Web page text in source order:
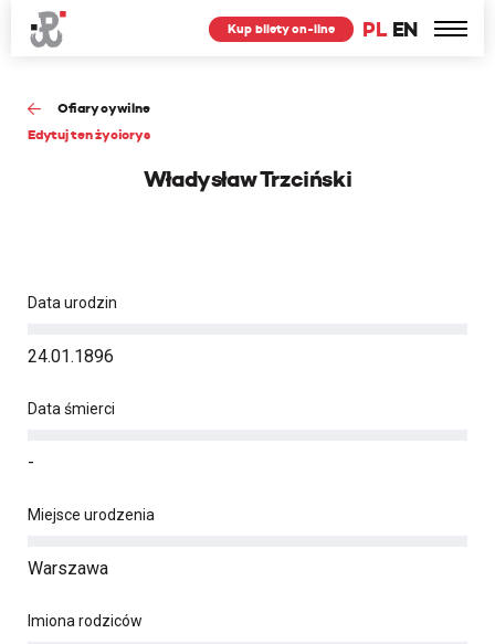
PL EN
Kup bilety on-line
Ofiary cywilne
Edytuj ten życiorys
Władysław Trzciński
Data urodzin
24.01.1896
Data śmierci
-
Miejsce urodzenia
Warszawa
Imiona rodziców